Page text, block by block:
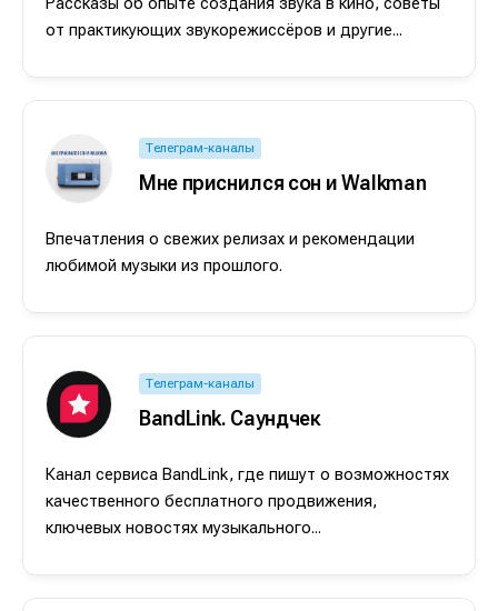
от практикующих звукорежиссёров и другие...
Телеграм-каналы
Мне приснился сон и Walkman
Впечатления о свежих релизах и рекомендации
любимой музыки из прошлого.
Телеграм-каналы
BandLink. Саундчек
Канал сервиса BandLink, где пишут о возможностях
качественного бесплатного продвижения,
ключевых новостях музыкального...